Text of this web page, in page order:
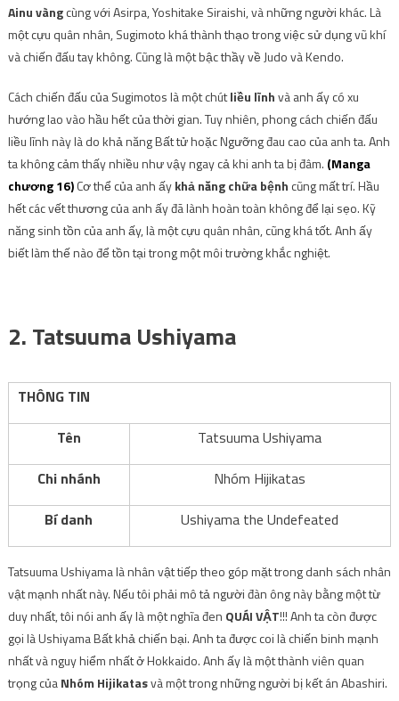
Ainu vàngcùng với Asirpa, Yoshitake Siraishi, và những người khác. Là
một cựu quân nhân, Sugimoto khá thành thạo trong việc sử dụng vũ khí
và chiến đấu tay không. Cũng là một bậc thầy về Judo và Kendo.
Cách chiến đấu của Sugimotos là một chútliều lĩnhvà anh ấy có xu
hướnglao vào hầu hếtcủa thời gian. Tuy nhiên, phong cách chiến đấu
liều lĩnh này là do khả năng Bất tử hoặc Ngưỡng đau cao của anh ta. Anh
ta không cảm thấy nhiều như vậy ngay cả khi anh ta bị đâm. (Manga
chương 16)Cơ thể của anh ấykhả năng chữa bệnh cũng mất trí. Hầu
hết các vết thương của anh ấy đã lànhhoàn toàn không để lại sẹo. Kỹ
năng sinh tồn của anh ấy, là một cựu quân nhân, cũng khá tốt. Anh ấy
biết làm thế nào để tồn tại trong một môi trường khắc nghiệt.
2. Tatsuuma Ushiyama
THÔNG TIN
Tên
Tatsuuma Ushiyama
Chi nhánh
Nhóm Hijikatas
Bí danh
Ushiyama the Undefeated
Tatsuuma Ushiyama là nhân vật tiếp theo góp mặt trong danh sách nhân
vật mạnh nhất này. Nếu tôi phải mô tả người đàn ông này bằng một từ
duy nhất, tôi nói anh ấy là một nghĩa đen QUÁI VẬT!!! Anh ta còn được
gọi là Ushiyama Bất khả chiến bại. Anh ta được coi là chiến binh mạnh
nhất và nguy hiểm nhất ở Hokkaido. Anh ấy là một thành viên quan
trọng củaNhóm Hijikatasvà một trong những người bị kết án Abashiri.